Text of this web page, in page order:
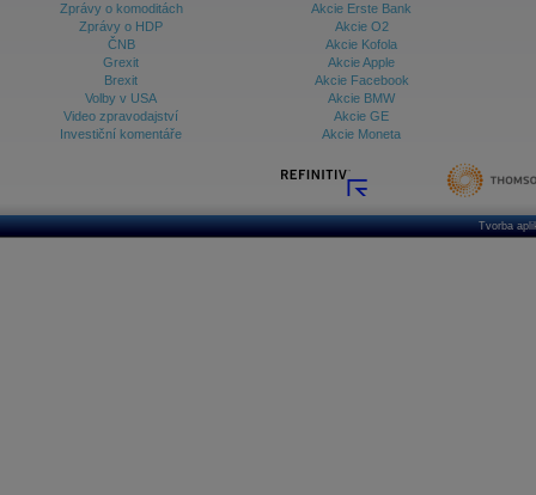
Zprávy o komoditách
Zprávy o HDP
ČNB
Grexit
Brexit
Volby v USA
Video zpravodajství
Investiční komentáře
Akcie Erste Bank
Akcie O2
Akcie Kofola
Akcie Apple
Akcie Facebook
Akcie BMW
Akcie GE
Akcie Moneta
Tvorba